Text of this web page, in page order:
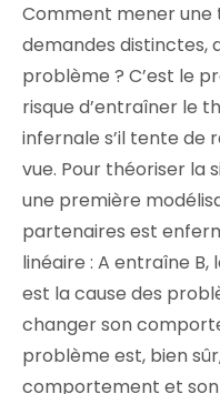
Comment mener une
demandes distinctes,
problème ? C’est le
risque d’entraîner le
infernale s’il tente de
vue. Pour théoriser la
une première
partenaires est
linéaire : A entraîne
est la cause des
changer son
problème est, bien
comportement et